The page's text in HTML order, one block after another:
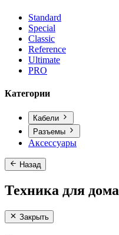
Standard
Special
Classic
Reference
Ultimate
PRO
Категории
Кабели
Разъемы
Аксессуары
Назад
Техника для дома
Закрыть